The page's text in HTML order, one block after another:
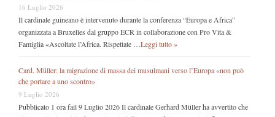
16 Luglio 2026
Il cardinale guineano è intervenuto durante la conferenza “Europa e Africa”
organizzata a Bruxelles dal gruppo ECR in collaborazione con Pro Vita &
Famiglia «Ascoltate l’Africa. Rispettate … Leggi tutto »
Card. Müller: la migrazione di massa dei musulmani verso l’Europa «non può
che portare a uno scontro»
9 Luglio 2026
Pubblicato 1 ora fail 9 Luglio 2026 Il cardinale Gerhard Müller ha avvertito che